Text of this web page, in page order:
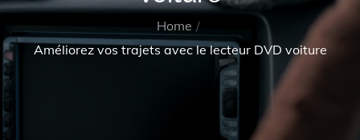
Home
Améliorez vos trajets avec le lecteur DVD voiture